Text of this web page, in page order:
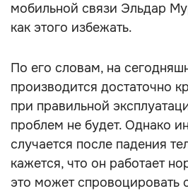
мобильной связи Эльдар
как этого избежать.
По его словам, на
производится достаточно
при правильной
проблем не будет. Однако
случается после падения
кажется, что он работает
это может спровоцировать